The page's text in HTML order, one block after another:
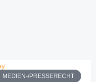
MEDIEN-/PRESSERECHT